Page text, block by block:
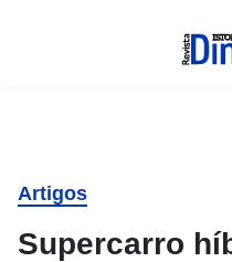
Artigos
Supercarro